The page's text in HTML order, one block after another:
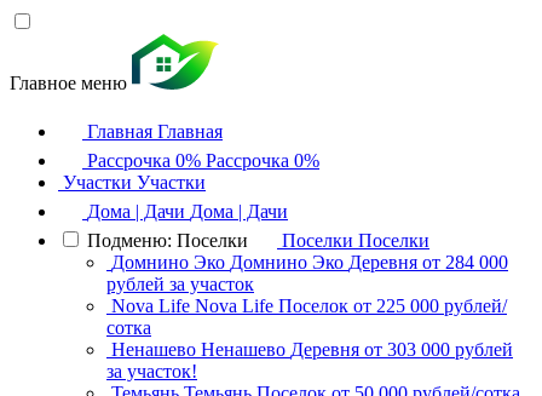
Главное меню
Главная Главная
Рассрочка 0% Рассрочка 0%
Участки Участки
Дома | Дачи Дома | Дачи
Подменю: Поселки
Поселки Поселки
Домнино Эко Домнино Эко Деревня от 284 000
рублей за участок
Nova Life Nova Life Поселок от 225 000 рублей/
сотка
Ненашево Ненашево Деревня от 303 000 рублей
за участок!